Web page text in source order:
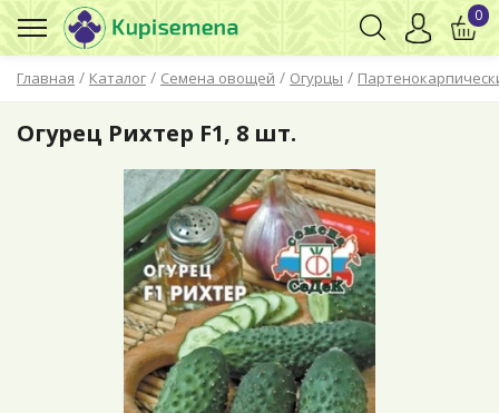
Главная / Каталог / Семена овощей / Огурцы /
0
Огурец Рихтер F1, 8 шт.